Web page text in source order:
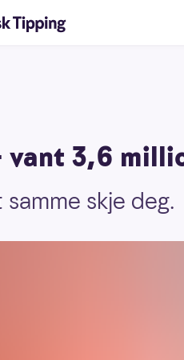
3,6
skje deg.